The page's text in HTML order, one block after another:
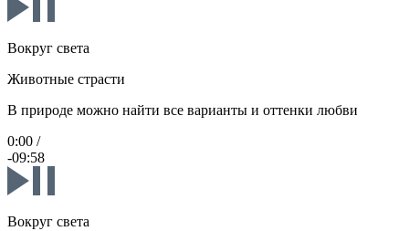
Вокруг света
Животные страсти
В природе можно найти все варианты и оттенки любви
0:00 /
-09:58
Вокруг света